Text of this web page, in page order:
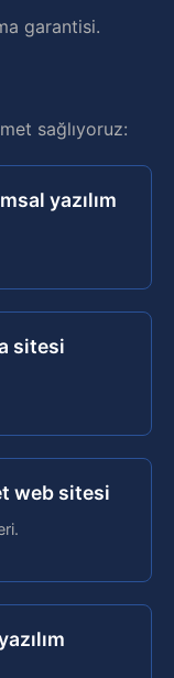
garantisi.
sağlıyoruz:
yazılım
sitesi
web sitesi